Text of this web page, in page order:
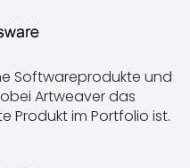
Softwareprodukte und
Artweaver das
Produkt im Portfolio ist.